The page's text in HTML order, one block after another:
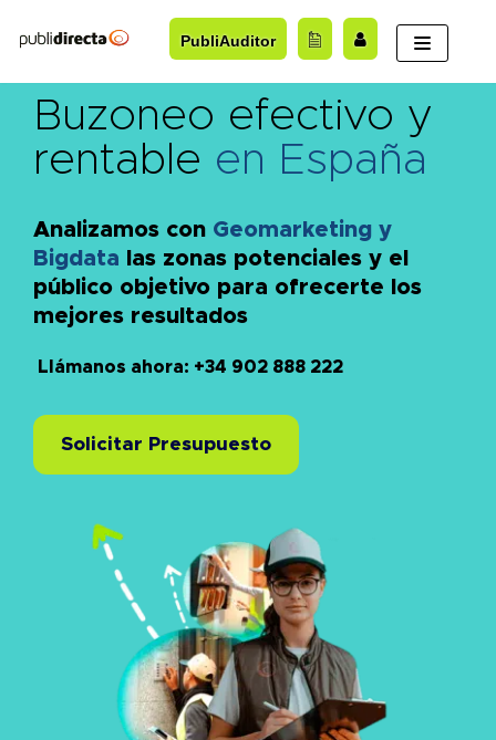
al
PubliAuditor
Buzoneo efectivo y
rentable en España
Analizamos con Geomarketing y
Bigdata las zonas potenciales y el
público objetivo para ofrecerte los
mejores resultados
Llámanos ahora: +34 902 888 222
Solicitar Presupuesto